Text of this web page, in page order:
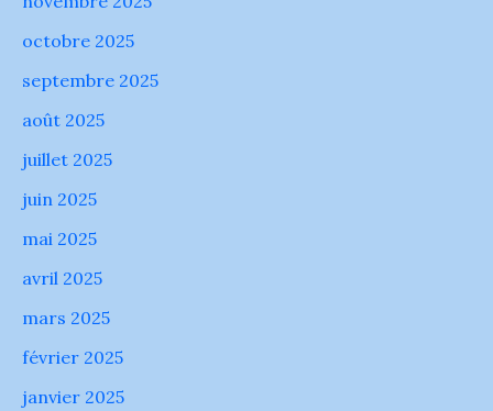
octobre 2025
septembre 2025
août 2025
juillet 2025
juin 2025
mai 2025
avril 2025
mars 2025
février 2025
janvier 2025